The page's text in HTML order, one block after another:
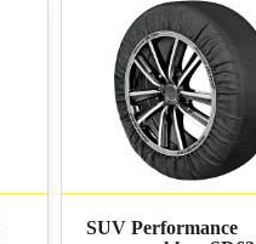
SUV Performance